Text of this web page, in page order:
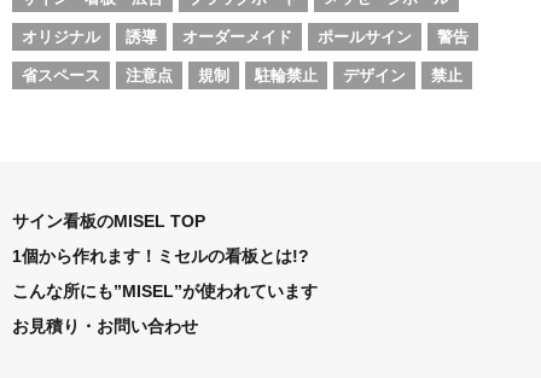
オリジナル 誘導 オーダーメイド ポールサイン 警告
省スペース 注意点 規制 駐輪禁止 デザイン 禁止
サイン看板のMISEL TOP
1個から作れます！ミセルの看板とは!?
こんな所にも”MISEL”が使われています
お見積り・お問い合わせ